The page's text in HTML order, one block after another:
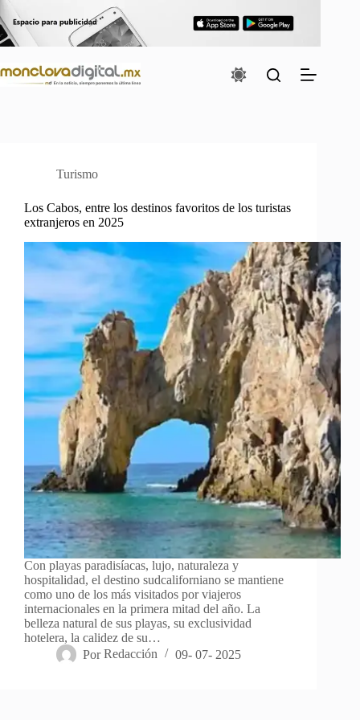
al
contenido
Turismo
Los Cabos, entre los destinos favoritos de los turistas
extranjeros en 2025
Con playas paradisíacas, lujo, naturaleza y
hospitalidad, el destino sudcaliforniano se mantiene
como uno de los más visitados por viajeros
internacionales en la primera mitad del año. La
belleza natural de sus playas, su exclusividad
hotelera, la calidez de su…
Por Redacción 09- 07- 2025